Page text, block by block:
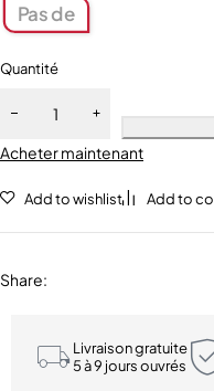
Pas de
Quantité
Acheter maintenant
Add to wishlist Add to
Share:
Livraison gratuite
5 à 9 jours ouvrés